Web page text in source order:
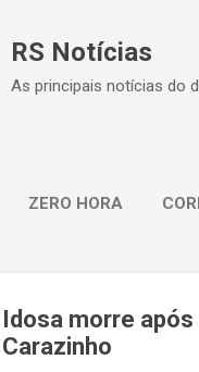
RS Notícias
As principais notícias do
ZERO HORA
Idosa morre
Carazinho